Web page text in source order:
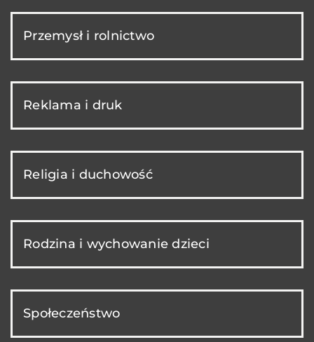
Przemysł i rolnictwo
Reklama i druk
Religia i duchowość
Rodzina i wychowanie dzieci
Społeczeństwo